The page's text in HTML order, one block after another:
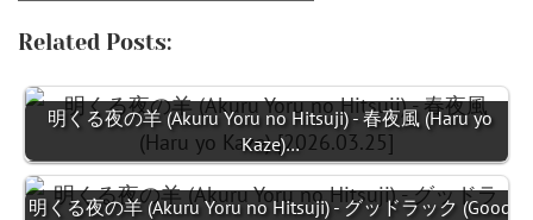
Related Posts:
明くる夜の羊 (Akuru Yoru no Hitsuji) - 春夜風 (Haru yo
Kaze)…
明くる夜の羊 (Akuru Yoru no Hitsuji) - グッドラック (Good